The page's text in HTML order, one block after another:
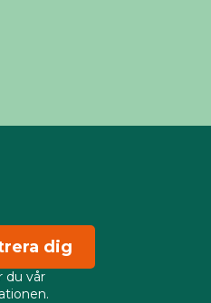
dig
du vår